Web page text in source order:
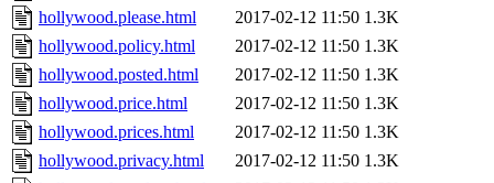
hollywood.please.html
2017-02-12 11:50 1.3K
hollywood.policy.html
2017-02-12 11:50 1.3K
hollywood.posted.html
2017-02-12 11:50 1.3K
hollywood.price.html
2017-02-12 11:50 1.3K
hollywood.prices.html
2017-02-12 11:50 1.3K
hollywood.privacy.html
2017-02-12 11:50 1.3K